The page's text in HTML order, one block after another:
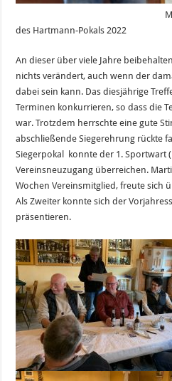
Martin
des Hartmann-Pokals 2022
An dieser über viele Jahre
nichts verändert, auch wenn der
dabei sein kann. Das diesjährige
Terminen konkurrieren, so dass die
war. Trotzdem herrschte eine gute
abschließende Siegerehrung rückte
Siegerpokal konnte der 1. Sportwart
Vereinsneuzugang überreichen.
Wochen Vereinsmitglied, freute sich
Als Zweiter konnte sich der
präsentieren.